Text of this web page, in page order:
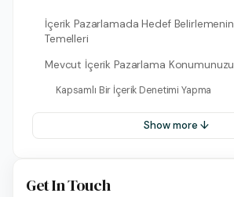
İçerik Pazarlamada Hedef
Temelleri
Mevcut İçerik Pazarlama
Kapsamlı Bir İçerik Denetimi Yapma
Show more ↓
Get In Touch